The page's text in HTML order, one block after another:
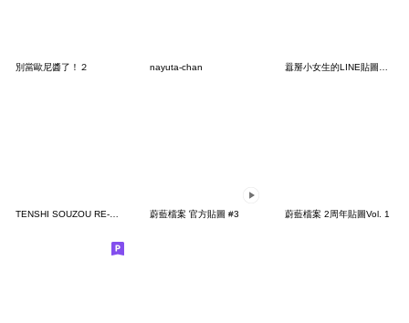
別當歐尼醬了！２ nayuta-chan
蔚藍檔案 官方貼圖 #3 蔚藍檔案 2周年貼圖Vol. 1